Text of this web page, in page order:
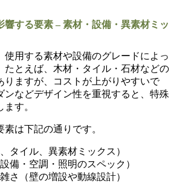
響する要素 – 素材・設備・異素材ミッ
使用する素材や設備のグレードによっ
たとえば、木材・タイル・石材などの
りますが、コストが上がりやすいで
ンなどデザイン性を重視すると、特殊
す。
は下記の通りです。
タイル、異素材ミックス）
備・空調・照明のスペック）
さ（壁の増設や動線設計）